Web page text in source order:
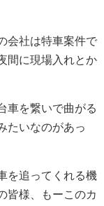
会社は特車案件で
間に現場入れとか
車を繋いで曲がる
たいなのがあっ
を追ってくれる機
皆様、もーこのカ